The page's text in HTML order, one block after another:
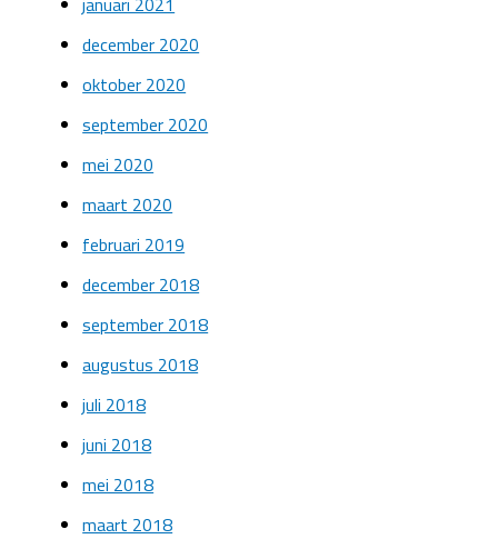
december 2020
oktober 2020
september 2020
mei 2020
maart 2020
februari 2019
december 2018
september 2018
augustus 2018
juli 2018
juni 2018
mei 2018
maart 2018